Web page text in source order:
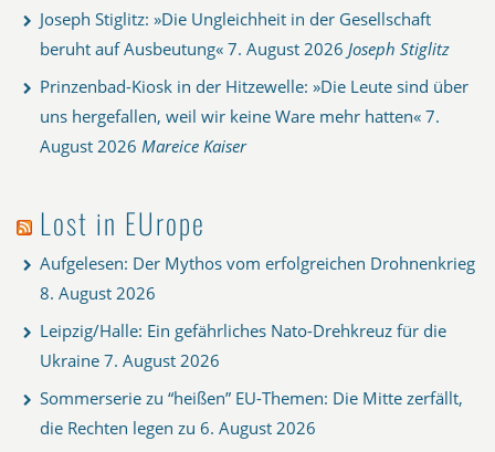
Joseph Stiglitz: »Die Ungleichheit in der Gesellschaft
beruht auf Ausbeutung« 7. August 2026 Joseph Stiglitz
Prinzenbad-Kiosk in der Hitzewelle: »Die Leute sind über
uns hergefallen, weil wir keine Ware mehr hatten« 7.
August 2026 Mareice Kaiser
Lost in EUrope
Aufgelesen: Der Mythos vom erfolgreichen Drohnenkrieg
8. August 2026
Leipzig/Halle: Ein gefährliches Nato-Drehkreuz für die
Ukraine 7. August 2026
Sommerserie zu “heißen” EU-Themen: Die Mitte zerfällt,
die Rechten legen zu 6. August 2026